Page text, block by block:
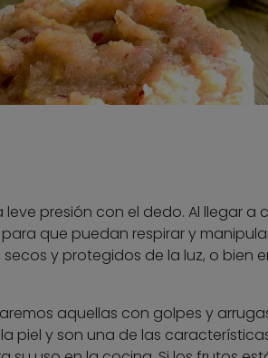
presión con el dedo. Al llegar a
que puedan respirar y
y protegidos de la luz, o bien
aquellas con golpes y
piel y son una de las